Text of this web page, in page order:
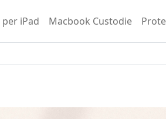
iPad Macbook Custodie